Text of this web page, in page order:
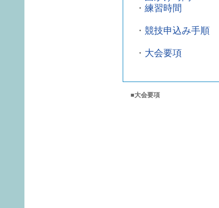
・ 練習時間
・ 競技申込み手順
・ 大会要項
■大会要項